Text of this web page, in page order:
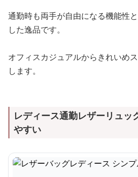
通勤時も両手が自由になる機能性
した逸品です。
オフィスカジュアルからきれいめ
します。
レディース通勤レザーリュッ
やすい